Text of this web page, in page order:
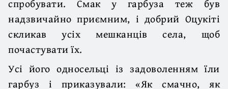
спробувати. Смак у гарбуза теж був
надзвичайно приємним, і добрий Оцукіті
скликав усіх мешканців села, щоб
почастувати їх.
Усі його односельці із задоволенням їли
гарбуз і приказували: «Як смачно, як